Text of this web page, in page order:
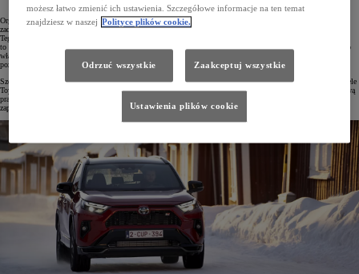
Organizacja Which? co roku przeprowadza badanie oceniające samochody na podstawie wskaźników
zadowolenia klientów oraz prawdopodobieństwa, że właściciel poleciłby swój pojazd bliskim lub znajomym.
Tegoroczne wyniki ankiety jednoznacznie wykazały, że najbardziej rekomendowany samochód na rynku
to Toyota RAV4 Plug-in Hybrid. Ponad 50 tysięcy respondentów spośród 60 tysięcy ankietowanych wybrało
właśnie tę wersję SUV-a, zwracając szczególną uwagę na jej niskie zużycie paliwa, dobre osiągi oraz wysoki
poziom komfortu.
Szefowa działu Home Products and Services w Which? Natalie Hitchins tak komentuje te wyniki: „Właściciele
Toyoty RAV4 powiedzieli nam, że ten model to strzał w dziesiątkę, jeśli chodzi o codzienną jazdę, wyjątkową
praktyczność, swobodną jazdę i bezpieczeństwo. Podkreślano także niezawodność Toyoty. Wariant PHEV
zapewnia doskonałe osiągi i niskie zużycie paliwa nawet wtedy, gdy nie można regularnie ładować baterii.”
możesz łatwo zmienić ich ustawienia. Szczegółowe informacje na ten temat
znajdziesz w naszej Polityce plików cookie.
Odrzuć wszystkie Zaakceptuj wszystkie
Ustawienia plików cookie